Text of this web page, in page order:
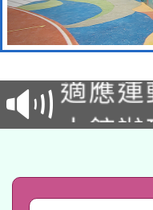
本校
招甄
招)
適應運
本館
A3數